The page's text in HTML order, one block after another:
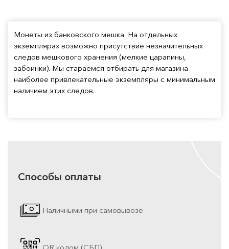
Монеты из банковского мешка. На отдельных
экземплярах возможно присутствие незначительных
следов мешкового хранения (мелкие царапины,
забоинки). Мы стараемся отбирать для магазина
наиболее привлекательные экземпляры с минимальным
наличием этих следов.
Способы оплаты
Наличными при самовывозе